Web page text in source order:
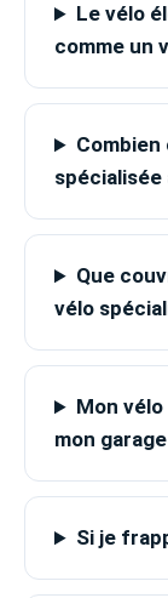
Le vélo
comme un
spécialisée
Que
vélo
Mon
mon
Si je